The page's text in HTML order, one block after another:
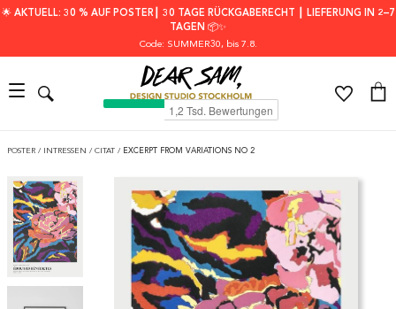
🌟 AKTUELL: 30 % AUF POSTER┃ 30 TAGE RÜCKGABERECHT ┃ LIEFERUNG IN 2–7
TAGEN 📦✨
Code: SUMMER30, bis 7.8.
POSTER / INTRESSEN / CITAT / EXCERPT FROM VARIATIONS NO 2